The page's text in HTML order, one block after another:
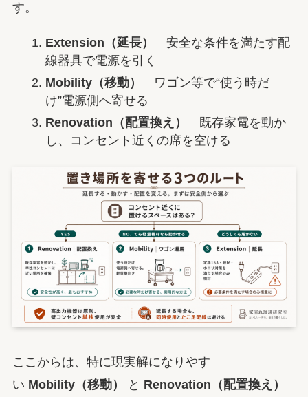
す。
Extension（延長）
安全な条件を満たす配
線器具で電源を引く
Mobility（移動）
ワゴン等で“使う時だ
け”電源側へ寄せる
Renovation（配置換え）
既存家電を動か
し、コンセント近くの席を空ける
ここからは、特に現実解になりやす
い Mobility（移動） と Renovation（配置換え）